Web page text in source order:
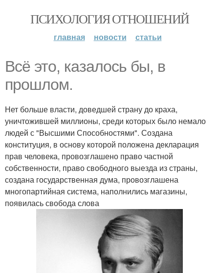
ПСИХОЛОГИЯ ОТНОШЕНИЙ
главная новости статьи
Всё это, казалось бы, в
прошлом.
Нет больше власти, доведшей страну до краха,
уничтожившей миллионы, среди которых было немало
людей с "Высшими Способностями". Создана
конституция, в основу которой положена декларация
прав человека, провозглашено право частной
собственности, право свободного выезда из страны,
создана государственная дума, провозглашена
многопартийная система, наполнились магазины,
появилась свобода слова